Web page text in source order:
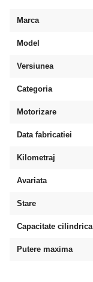
Marca
Model
Versiunea
Categoria
Motorizare
Data fabricatiei
Kilometraj
Avariata
Stare
Capacitate cilindrica
Putere maxima